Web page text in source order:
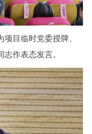
目临时党委授牌、
作表态发言。